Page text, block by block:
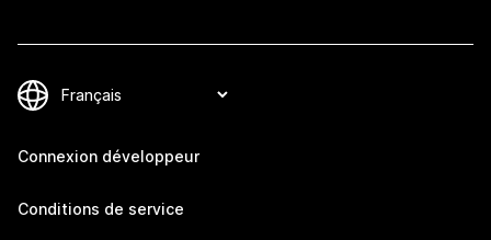
Connexion développeur
Conditions de service